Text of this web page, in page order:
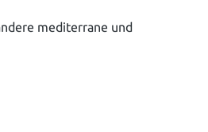
mediterrane und